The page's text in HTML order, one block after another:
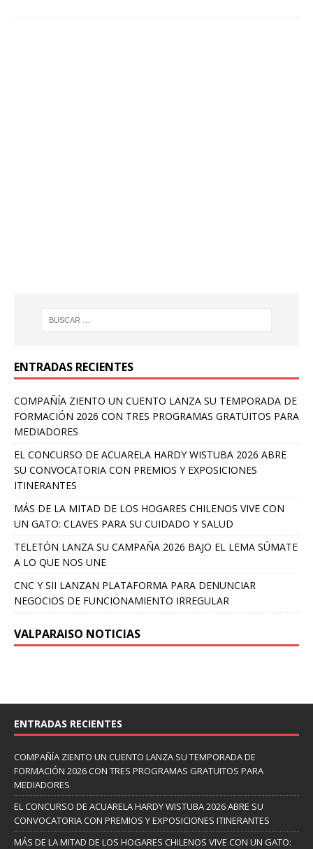
ENTRADAS RECIENTES
COMPAÑÍA ZIENTO UN CUENTO LANZA SU TEMPORADA DE
FORMACIÓN 2026 CON TRES PROGRAMAS GRATUITOS PARA
MEDIADORES
EL CONCURSO DE ACUARELA HARDY WISTUBA 2026 ABRE
SU CONVOCATORIA CON PREMIOS Y EXPOSICIONES
ITINERANTES
MÁS DE LA MITAD DE LOS HOGARES CHILENOS VIVE CON
UN GATO: CLAVES PARA SU CUIDADO Y SALUD
TELETÓN LANZA SU CAMPAÑA 2026 BAJO EL LEMA SÚMATE
A LO QUE NOS UNE
CNC Y SII LANZAN PLATAFORMA PARA DENUNCIAR
NEGOCIOS DE FUNCIONAMIENTO IRREGULAR
VALPARAISO NOTICIAS
ENTRADAS RECIENTES
COMPAÑÍA ZIENTO UN CUENTO LANZA SU TEMPORADA DE
FORMACIÓN 2026 CON TRES PROGRAMAS GRATUITOS PARA
MEDIADORES
EL CONCURSO DE ACUARELA HARDY WISTUBA 2026 ABRE SU
CONVOCATORIA CON PREMIOS Y EXPOSICIONES ITINERANTES
MÁS DE LA MITAD DE LOS HOGARES CHILENOS VIVE CON UN GATO: